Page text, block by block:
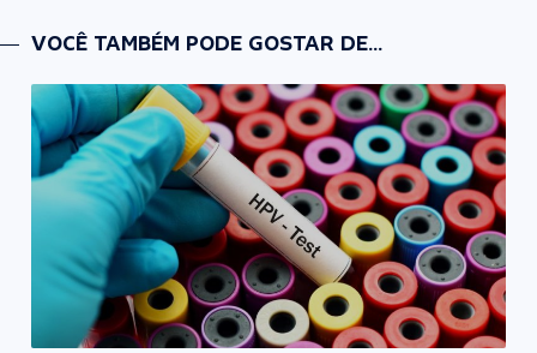
VOCÊ TAMBÉM PODE GOSTAR DE...